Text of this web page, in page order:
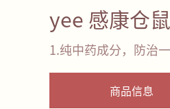
yee 感康仓
1.纯中药成分，防治
商品信息